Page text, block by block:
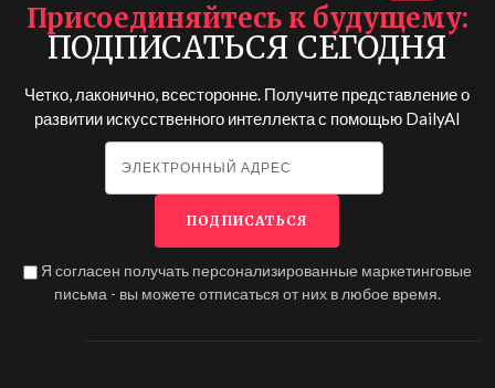
Присоединяйтесь к будущему
ПОДПИСАТЬСЯ СЕГОДНЯ
Четко, лаконично, всесторонне. Получите представление о
развитии искусственного интеллекта с помощью DailyAI
Я согласен получать персонализированные маркетинговые
письма - вы можете отписаться от них в любое время.